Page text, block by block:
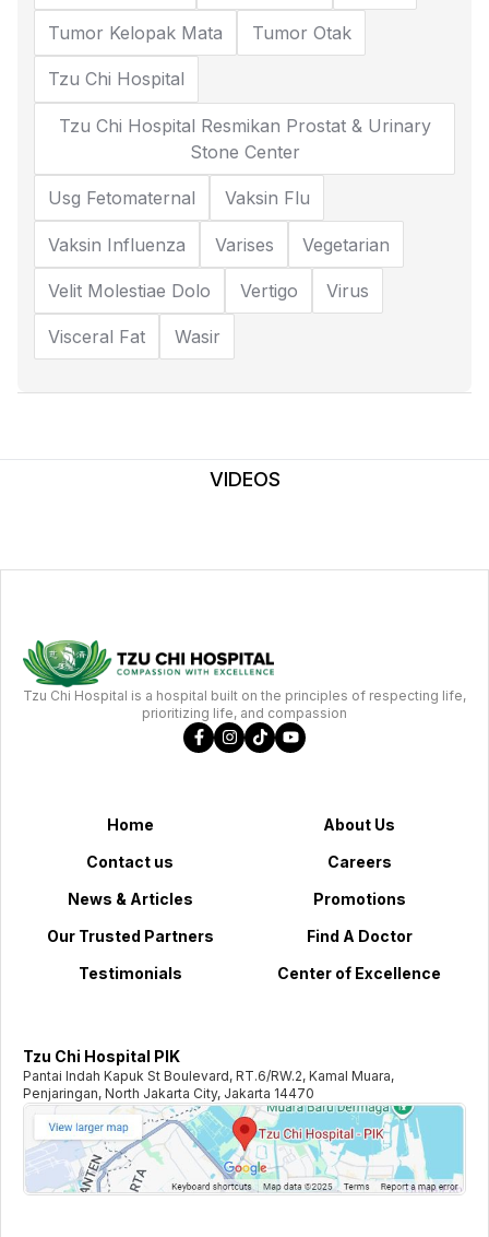
Tumor Kelopak Mata Tumor Otak
Tzu Chi Hospital
Tzu Chi Hospital Resmikan Prostat & Urinary
Stone Center
Usg Fetomaternal Vaksin Flu
Vaksin Influenza Varises Vegetarian
Velit Molestiae Dolo Vertigo Virus
Visceral Fat Wasir
VIDEOS
Tzu Chi Hospital is a hospital built on the principles of respecting life,
prioritizing life, and compassion
Home
About Us
Contact us
Careers
News & Articles
Promotions
Our Trusted Partners
Find A Doctor
Testimonials
Center of Excellence
Tzu Chi Hospital PIK
Pantai Indah Kapuk St Boulevard, RT.6/RW.2, Kamal Muara,
Penjaringan, North Jakarta City, Jakarta 14470